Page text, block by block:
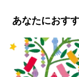
あなたにおす